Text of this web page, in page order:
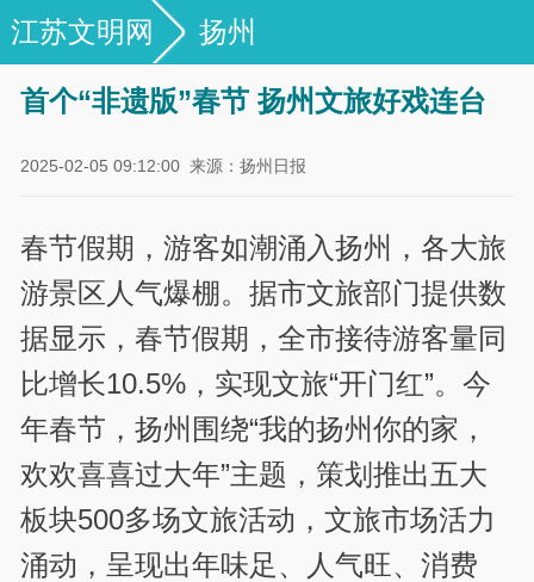
江苏文明网 扬州
首个“非遗版”春节 扬州文旅好戏连台
2025-02-05 09:12:00 来源：扬州日报
春节假期，游客如潮涌入扬州，各大旅
游景区人气爆棚。据市文旅部门提供数
据显示，春节假期，全市接待游客量同
比增长10.5%，实现文旅“开门红”。今
年春节，扬州围绕“我的扬州你的家，
欢欢喜喜过大年”主题，策划推出五大
板块500多场文旅活动，文旅市场活力
涌动，呈现出年味足、人气旺、消费